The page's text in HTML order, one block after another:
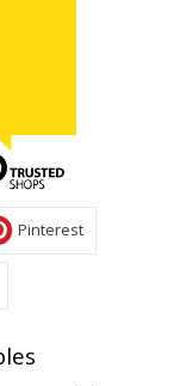
Pinterest